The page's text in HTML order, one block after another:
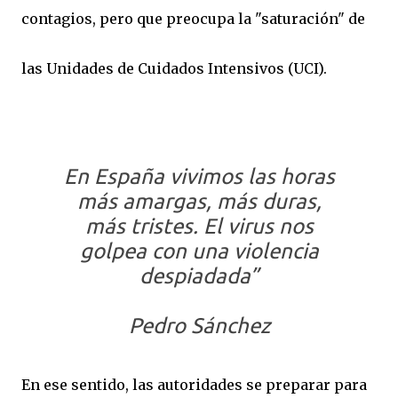
contagios, pero que preocupa la "saturación" de
las Unidades de Cuidados Intensivos (UCI).
En España vivimos las horas
más amargas, más duras,
más tristes. El virus nos
golpea con una violencia
despiadada”
Pedro Sánchez
En ese sentido, las autoridades se preparar para